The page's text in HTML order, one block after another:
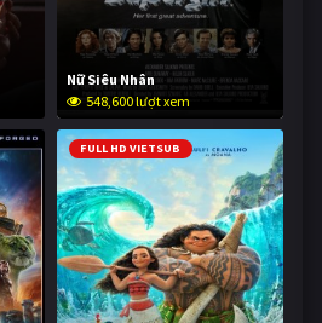
Nữ Siêu Nhân
548,600 lượt xem
FULL HD VIETSUB